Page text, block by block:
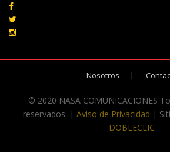
Nosotros
© 2020 NASA COMUNICACIONES
reservados. | Aviso de Privacidad |
DOBLECLIC